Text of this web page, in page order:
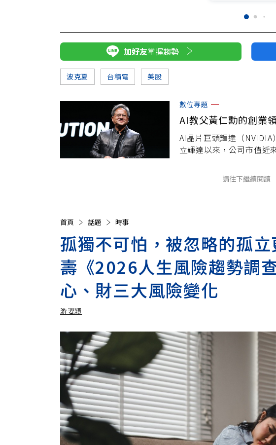
加好友掌握趨勢
波克夏 台積電 美股
數位專題
AI教父黃仁勳的創業
AI晶片巨頭輝達（
立輝達以來，公司市值近
請往下繼續閱讀
首頁 話題 時事
孤獨不可怕，被忽略的孤
壽《2026人生風險趨勢調
心、財三大風險變化
游姿穎
游姿穎 加入追蹤